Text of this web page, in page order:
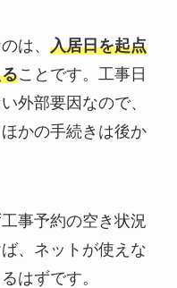
は、 入居日を起点
ことです。工事日
外部要因なので、
かの手続きは後か
事予約の空き状況
、ネットが使えな
はずです。